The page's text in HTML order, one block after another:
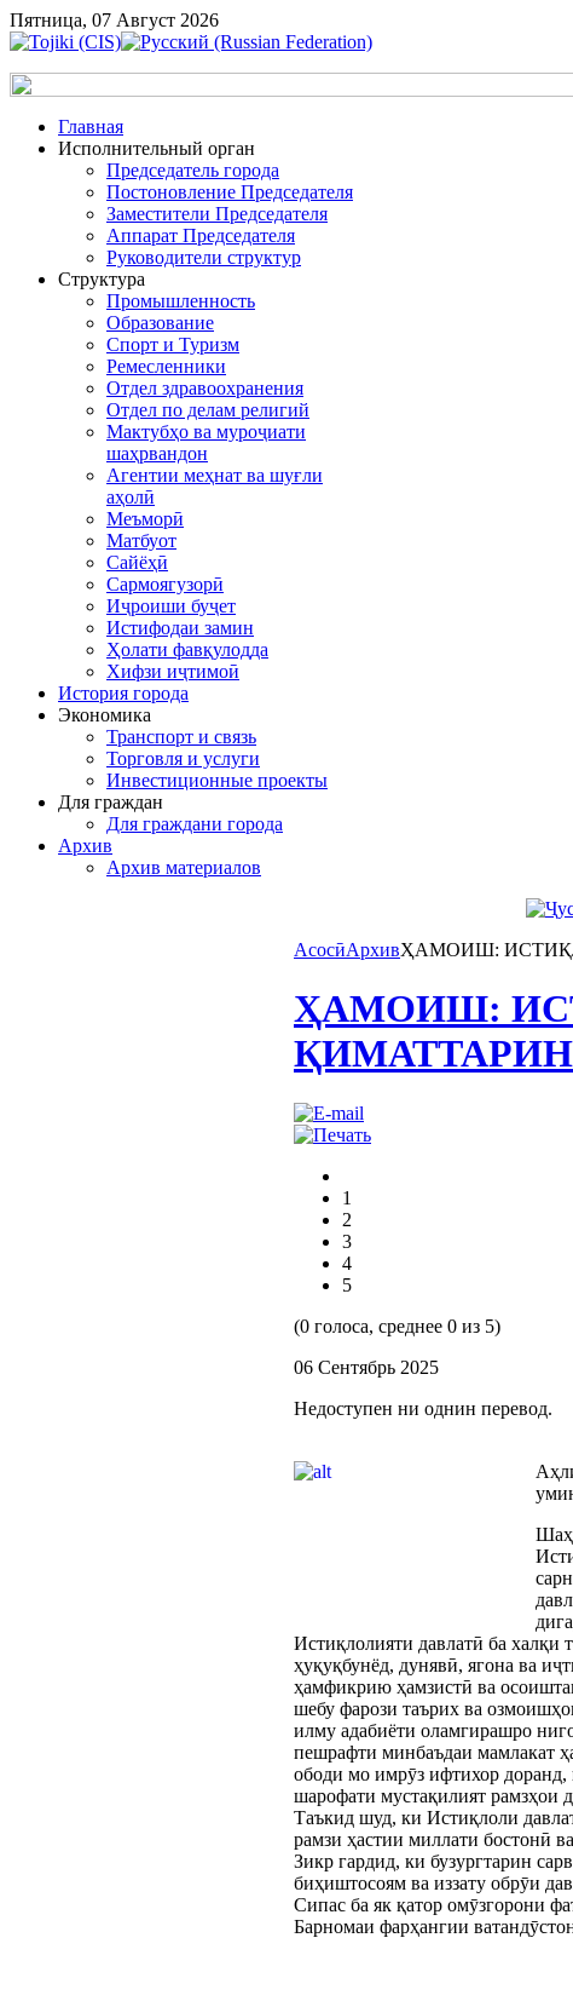
Пятница, 07 Август 2026
Главная
Исполнительный орган
Председатель города
Постоновление Председателя
Заместители Председателя
Аппарат Председателя
Руководители структур
Структура
Промышленность
Образование
Спорт и Туризм
Ремесленники
Отдел здравоохранения
Отдел по делам религий
Мактубҳо ва муроҷиати
шаҳрвандон
Агентии меҳнат ва шуғли
аҳолӣ
Меъморӣ
Матбуот
Сайёҳӣ
Сармоягузорӣ
Иҷроиши буҷет
Истифодаи замин
Ҳолати фавқулодда
Хифзи иҷтимоӣ
История города
Экономика
Транспорт и связь
Торговля и услуги
Инвестиционные проекты
Для граждан
Для граждани города
Архив
Архив материалов
АсосӣАрхивҲАМОИШ:
ҲАМОИШ:
ҚИМАТТАРИН
1
2
3
4
5
(0 голоса, среднее 0 из 5)
06 Сентябрь 2025
Недоступен ни однин перевод.
Истиқлолияти давлатӣ ба халқи
ҳуқуқбунёд, дунявӣ, ягона ва
ҳамфикрию ҳамзистӣ ва
шебу фарози таърих ва
илму адабиёти оламгирашро
пешрафти минбаъдаи мамлакат
ободи мо имрӯз ифтихор доранд,
шарофати мустақилият рамзҳои
Таъкид шуд, ки Истиқлоли
рамзи ҳастии миллати бостонӣ
Зикр гардид, ки бузургтарин
биҳиштосоям ва иззату обрӯи
Сипас ба як қатор омӯзгорони
Барномаи фарҳангии